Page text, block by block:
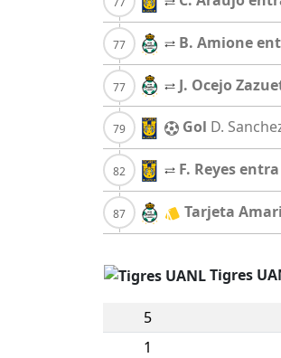
B. Amione
J. Ocejo
Gol D.
F. Reyes
Tarjeta
Tigres
5
1